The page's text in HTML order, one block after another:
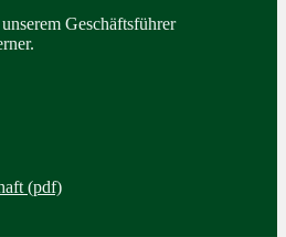
Geschäftsführer
(pdf)